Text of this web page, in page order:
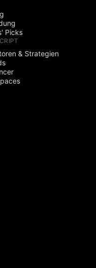
Picks
& Strategien